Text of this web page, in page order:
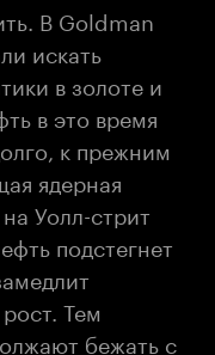
В Goldman
искать
в золоте и
в это время
к прежним
ядерная
Уолл-стрит
подстегнет
Тем
бежать с